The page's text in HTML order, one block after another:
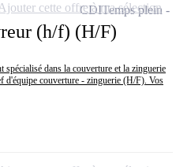
(h/f) (H/F)
dans la couverture et la zinguerie
d'équipe couverture - zinguerie (H/F). Vos
CDITemps plein
Ajouter cette offre à ma sélection